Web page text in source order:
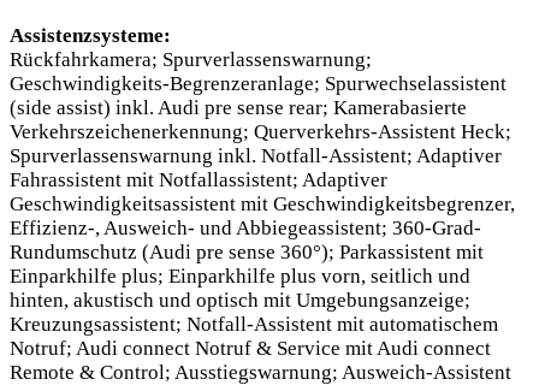
Assistenzsysteme:
Rückfahrkamera; Spurverlassenswarnung;
Geschwindigkeits-Begrenzeranlage; Spurwechselassistent
(side assist) inkl. Audi pre sense rear; Kamerabasierte
Verkehrszeichenerkennung; Querverkehrs-Assistent Heck;
Spurverlassenswarnung inkl. Notfall-Assistent; Adaptiver
Fahrassistent mit Notfallassistent; Adaptiver
Geschwindigkeitsassistent mit Geschwindigkeitsbegrenzer,
Effizienz-, Ausweich- und Abbiegeassistent; 360-Grad-
Rundumschutz (Audi pre sense 360°); Parkassistent mit
Einparkhilfe plus; Einparkhilfe plus vorn, seitlich und
hinten, akustisch und optisch mit Umgebungsanzeige;
Kreuzungsassistent; Notfall-Assistent mit automatischem
Notruf; Audi connect Notruf & Service mit Audi connect
Remote & Control; Ausstiegswarnung; Ausweich-Assistent